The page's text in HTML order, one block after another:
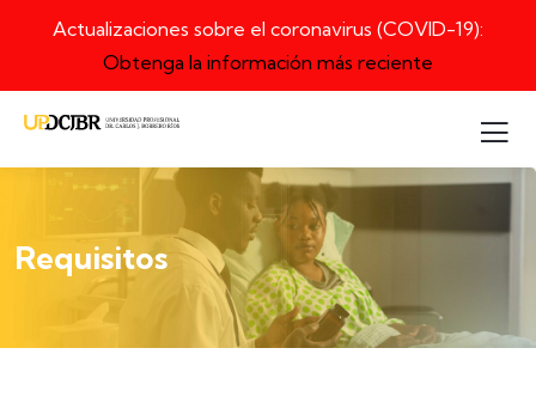
Actualizaciones sobre el coronavirus (COVID-19):
Obtenga la información más reciente
Requisitos